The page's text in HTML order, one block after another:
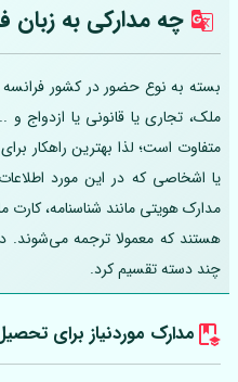
چه مدارکی به
بسته به نوع حضور در کشور
ملک، تجاری یا قانونی یا
متفاوت است؛ لذا بهترین راهکار
یا اشخاصی که در این مورد
مدارک هویتی مانند شناسنامه،
هستند که معمولا ترجمه می‌شوند.
چند دسته تقسیم کرد.
مدارک موردنیاز برای